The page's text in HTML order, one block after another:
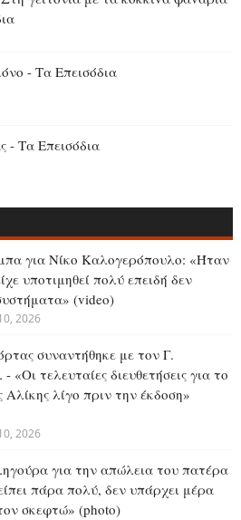
- Τα Επεισόδια
- Τα Επεισόδια
για Νίκο Καλογερόπουλο: «Ήταν
υποτιμηθεί πολύ επειδή δεν
(video)
2026
συναντήθηκε με τον Γ.
«Οι τελευταίες διευθετήσεις για το
λίγο πριν την έκδοση»
2026
για την απώλεια του πατέρα
πάρα πολύ, δεν υπάρχει μέρα
σκεφτώ» (photo)